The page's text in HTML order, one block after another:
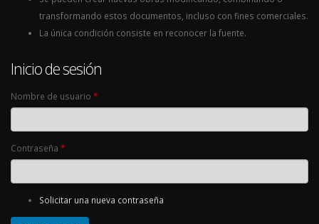
transformando estos documentos, incluso con fines comerciales.
La única condición consiste en reconocer la fuente.
Inicio de sesión
Nombre de usuario *
Contraseña *
Solicitar una nueva contraseña